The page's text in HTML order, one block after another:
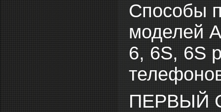
Способы
моделей
6, 6S, 6S
ПЕРВЫЙ